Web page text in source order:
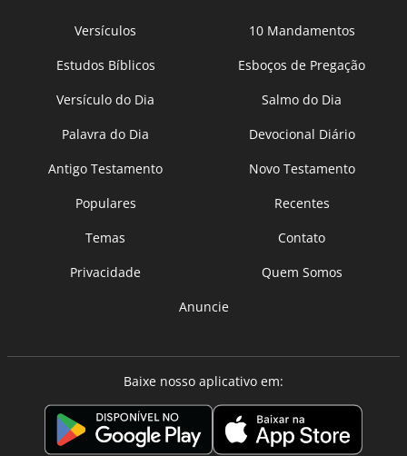
Versículos
10 Mandamentos
Estudos Bíblicos
Esboços de Pregação
Versículo do Dia
Salmo do Dia
Palavra do Dia
Devocional Diário
Antigo Testamento
Novo Testamento
Populares
Recentes
Temas
Contato
Privacidade
Quem Somos
Anuncie
Baixe nosso aplicativo em: